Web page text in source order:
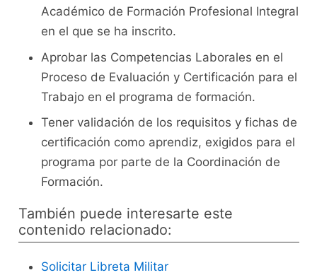
Académico de Formación Profesional Integral
en el que se ha inscrito.
Aprobar las Competencias Laborales en el
Proceso de Evaluación y Certificación para el
Trabajo en el programa de formación.
Tener validación de los requisitos y fichas de
certificación como aprendiz, exigidos para el
programa por parte de la Coordinación de
Formación.
También puede interesarte este
contenido relacionado:
Solicitar Libreta Militar